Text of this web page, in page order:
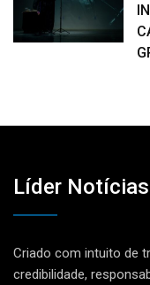
Líder Notícias
Criado com intuito de
credibilidade,